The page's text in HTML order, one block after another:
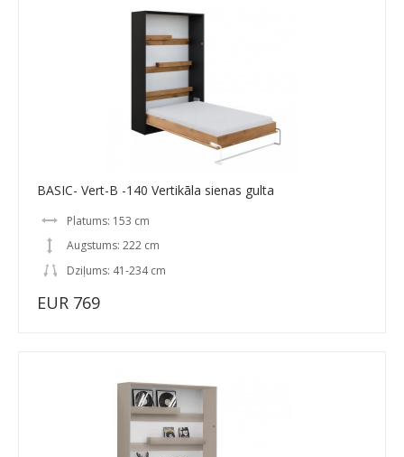
BASIC- Vert-B -140 Vertikāla sienas gulta
Platums: 153 cm
Augstums: 222 cm
Dziļums: 41-234 cm
EUR 769